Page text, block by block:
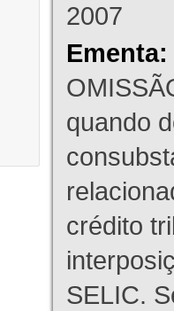
2007
Ementa:
quando
crédito
SELIC.